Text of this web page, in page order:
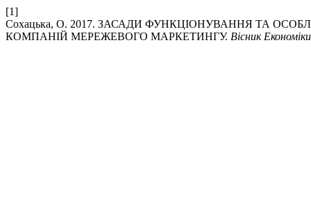
[1]
Сохацька, О. 2017. ЗАСАДИ ФУНКЦІОНУВАННЯ ТА
КОМПАНІЙ МЕРЕЖЕВОГО МАРКЕТИНГУ. Вісник Економіки